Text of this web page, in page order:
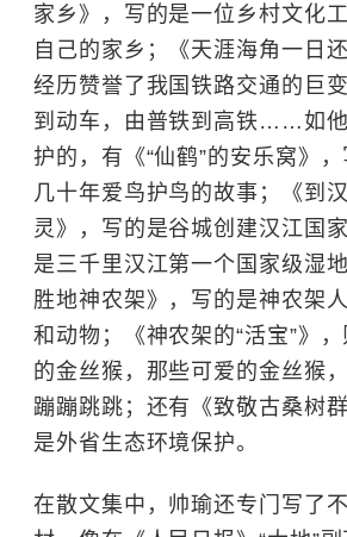
家乡》，写的是一位乡村文化
自己的家乡；《天涯海角一日
经历赞誉了我国铁路交通的巨
到动车，由普铁到高铁……如
护的，有《“仙鹤”的安乐窝》
几十年爱鸟护鸟的故事；《到
灵》，写的是谷城创建汉江国
是三千里汉江第一个国家级湿
胜地神农架》，写的是神农架
和动物；《神农架的“活宝”》
的金丝猴，那些可爱的金丝猴
蹦蹦跳跳；还有《致敬古桑树
是外省生态环境保护。
在散文集中，帅瑜还专门写了